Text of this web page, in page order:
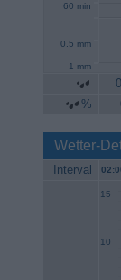
60 min
0.5 mm
1 mm
%
Wetter-
Interval
10
15